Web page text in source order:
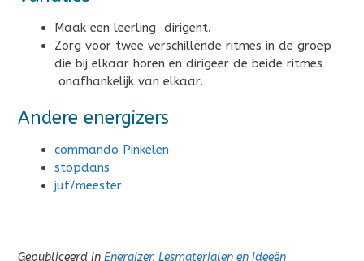
Maak een leerling dirigent.
Zorg voor twee verschillende ritmes in de groep
die bij elkaar horen en dirigeer de beide ritmes
onafhankelijk van elkaar.
Andere energizers
commando Pinkelen
stopdans
juf/meester
Gepubliceerd in Energizer, Lesmaterialen en ideeën